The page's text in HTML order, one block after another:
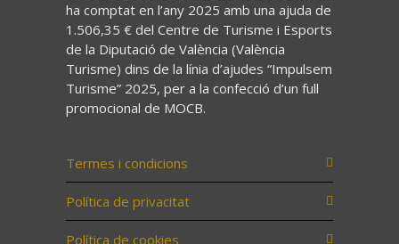
ha comptat en l’any 2025 amb una ajuda de
1.506,35 € del Centre de Turisme i Esports
de la Diputació de València (València
Turisme) dins de la línia d’ajudes “Impulsem
Turisme” 2025, per a la confecció d’un full
promocional de MOCB.
Termes i condicions
Política de privacitat
Política de cookies